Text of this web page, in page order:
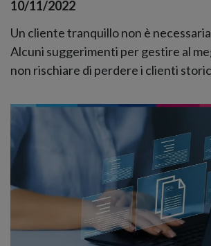
10/11/2022
Un cliente tranquillo non è
Alcuni suggerimenti per gestire al
non rischiare di perdere i clienti